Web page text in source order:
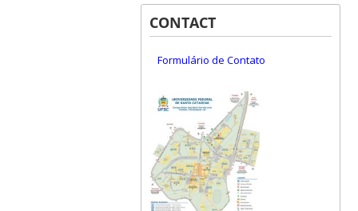
CONTACT
Formulário de Contato